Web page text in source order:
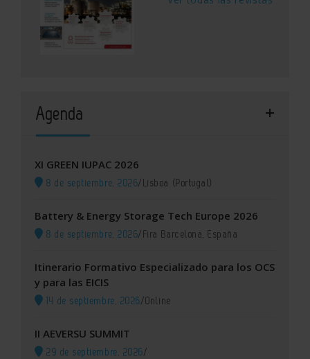
Agenda
XI GREEN IUPAC 2026
8 de septiembre, 2026/Lisboa (Portugal)
Battery & Energy Storage Tech Europe 2026
8 de septiembre, 2026/Fira Barcelona, España
Itinerario Formativo Especializado para los OCS
y para las EICIS
14 de septiembre, 2026/Online
II AEVERSU SUMMIT
29 de septiembre, 2026/